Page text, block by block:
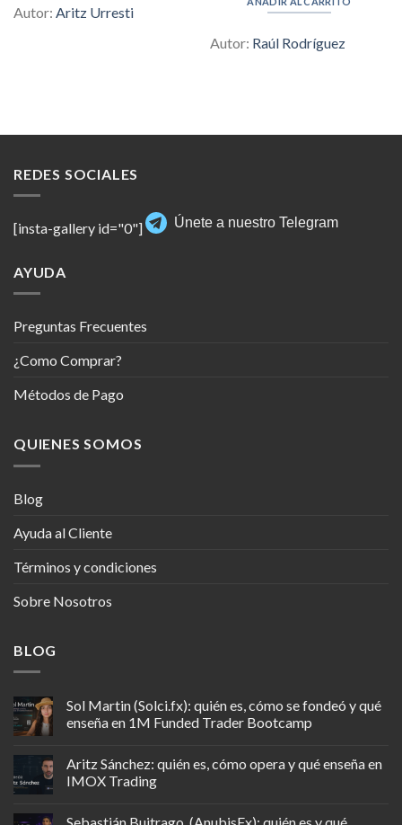
Autor: Aritz Urresti
$447.00.$6.00.
Autor: Raúl Rodríguez
REDES SOCIALES
[insta-gallery id="0"] Únete a nuestro Telegram
AYUDA
Preguntas Frecuentes
¿Como Comprar?
Métodos de Pago
QUIENES SOMOS
Blog
Ayuda al Cliente
Términos y condiciones
Sobre Nosotros
BLOG
Sol Martin (Solci.fx): quién es, cómo se fondeó y qué
enseña en 1M Funded Trader Bootcamp
Aritz Sánchez: quién es, cómo opera y qué enseña en
IMOX Trading